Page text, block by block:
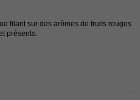
filant sur des arômes de fruits rouges
présents.